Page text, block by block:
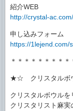
紹介WEB
http://crystal-
申し込みフォーム
https://1lejend.com/
＊＊＊＊＊＊＊＊
★☆ クリスタル
クリスタルボウルを
クリスタリスト麻実